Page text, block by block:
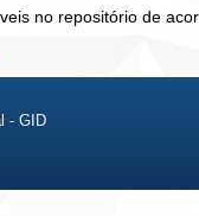
no repositório de
- GID